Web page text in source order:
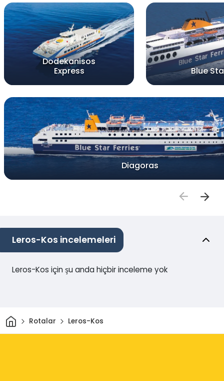
Dodekanisos
Express
Blue
Diagoras
Leros-Kos incelemeleri
Leros-Kos için şu anda hiçbir inceleme yok
Ev Rotalar Leros-Kos